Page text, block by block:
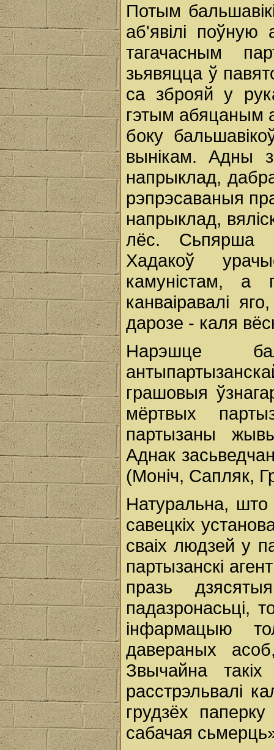
Потым
аб'явілі
тагачасным
зьявяцца ў
ca зброяй у
гэтым абяцаным
боку
вынікам. Адны
напрыклад,
рэпрэсаваныя
напрыклад,
лёс. Сьпярша
Хадакоў
камуністам, a
канваіравалі
дарозе - каля
Нарэшце
грашовыя
мёртвых
партызаны
Аднак
(Моніч, Сапляк,
Натуральна, што
савецкіх
сваіх людзей у
партызанскі
празь
падазронасьці,
інфармацыю
давераных
Звычайна
расстрэльвалі
грудзёх
сабачая